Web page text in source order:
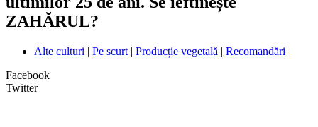
ZAHĂRUL?
Alte culturi | Pe scurt | Producție vegetală | Recomandări
Facebook
Twitter